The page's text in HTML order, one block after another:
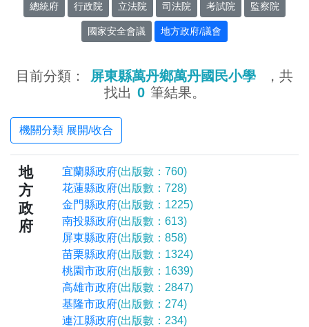
總統府 行政院 立法院 司法院 考試院 監察院
國家安全會議 地方政府/議會
目前分類： 屏東縣萬丹鄉萬丹國民小學
，共
找出 0 筆結果。
機關分類 展開/收合
地
方
政
府
宜蘭縣政府(出版數：760)
花蓮縣政府(出版數：728)
金門縣政府(出版數：1225)
南投縣政府(出版數：613)
屏東縣政府(出版數：858)
苗栗縣政府(出版數：1324)
桃園市政府(出版數：1639)
高雄市政府(出版數：2847)
基隆市政府(出版數：274)
連江縣政府(出版數：234)